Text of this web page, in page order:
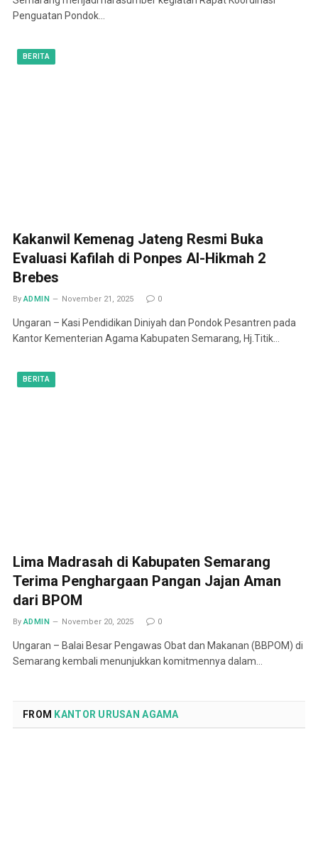
Penguatan Pondok…
BERITA
Kakanwil Kemenag Jateng Resmi Buka
Evaluasi Kafilah di Ponpes Al-Hikmah 2
Brebes
By ADMIN November 21, 2025 0
Ungaran – Kasi Pendidikan Diniyah dan Pondok Pesantren pada
Kantor Kementerian Agama Kabupaten Semarang, Hj.Titik…
BERITA
Lima Madrasah di Kabupaten Semarang
Terima Penghargaan Pangan Jajan Aman
dari BPOM
By ADMIN November 20, 2025 0
Ungaran – Balai Besar Pengawas Obat dan Makanan (BBPOM) di
Semarang kembali menunjukkan komitmennya dalam…
FROM KANTOR URUSAN AGAMA